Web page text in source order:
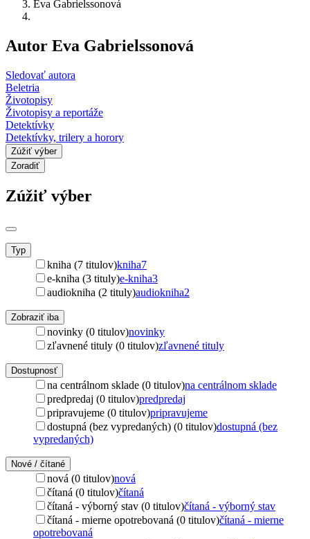
Eva Gabrielssonová
Autor Eva Gabrielssonová
Sledovať autora
Beletria
Životopisy
Životopisy a reportáže
Detektívky
Detektívky, trilery a horory
Zúžiť výber
Zoradiť
Zúžiť výber
Typ
kniha (7 titulov)kniha7
e-kniha (3 tituly)e-kniha3
audiokniha (2 tituly)audiokniha2
Zobraziť iba
novinky (0 titulov)novinky
zľavnené tituly (0 titulov)zľavnené tituly
Dostupnosť
na centrálnom sklade (0 titulov)na centrálnom sklade
predpredaj (0 titulov)predpredaj
pripravujeme (0 titulov)pripravujeme
dostupná (bez vypredaných) (0 titulov)dostupná (bez
vypredaných)
Nové / čítané
nová (0 titulov)nová
čítaná (0 titulov)čítaná
čítaná - výborný stav (0 titulov)čítaná - výborný stav
čítaná - mierne opotrebovaná (0 titulov)čítaná - mierne
opotrebovaná